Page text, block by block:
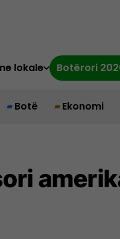
lokale Botërori
Botë Ekonomi